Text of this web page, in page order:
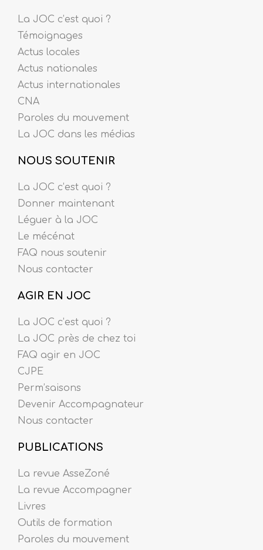
La JOC c’est quoi ?
Témoignages
Actus locales
Actus nationales
Actus internationales
CNA
Paroles du mouvement
La JOC dans les médias
NOUS SOUTENIR
La JOC c’est quoi ?
Donner maintenant
Léguer à la JOC
Le mécénat
FAQ nous soutenir
Nous contacter
AGIR EN JOC
La JOC c’est quoi ?
La JOC près de chez toi
FAQ agir en JOC
CJPE
Perm’saisons
Devenir Accompagnateur
Nous contacter
PUBLICATIONS
La revue AsseZoné
La revue Accompagner
Livres
Outils de formation
Paroles du mouvement